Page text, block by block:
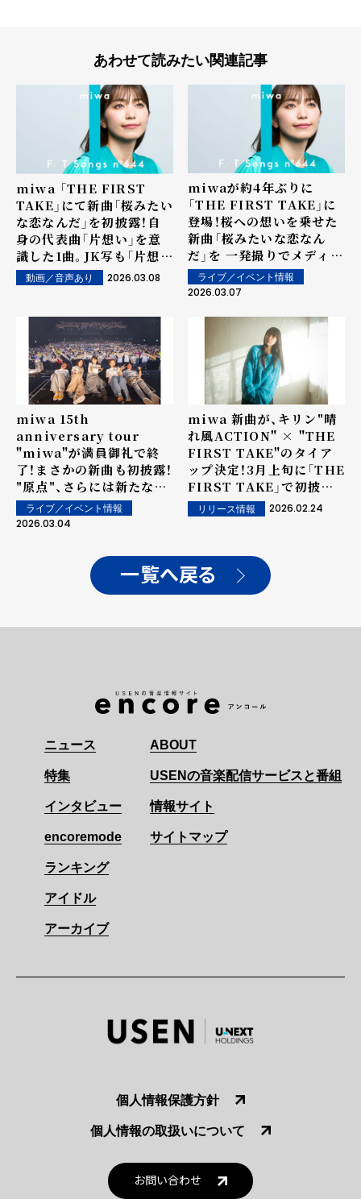
あわせて読みたい関連記事
miwa 「THE FIRST
TAKE」にて新曲「桜みたい
な恋なんだ」を初披露！自
身の代表曲「片想い」を意
識した1曲。JK写も「片想
い」とリンクしたものに！？
動画／音声あり 2026.03.08
miwaが約4年ぶりに
「THE FIRST TAKE」に
登場！桜への想いを乗せた
新曲「桜みたいな恋なん
だ」を 一発撮りでメディア
初パフォーマンス！
ライブ／イベント情報
2026.03.07
miwa 15th
anniversary tour
"miwa"が満員御礼で終
了！まさかの新曲も初披露！
"原点"、さらには新たな覚
悟と決意さえも感じれる一
夜。＜オフィシャルライブ
ライブ／イベント情報
2026.03.04
miwa 新曲が、キリン"晴
れ風ACTION" × "THE
FIRST TAKE"のタイア
ップ決定！3月上旬に「THE
FIRST TAKE」で初披露！
自身の代表曲「片想い」を
意識した1曲。
リリース情報 2026.02.24
一覧へ戻る
ニュース
特集
インタビュー
encoremode
ランキング
アイドル
アーカイブ
ABOUT
USENの音楽配信サービスと番組
情報サイト
サイトマップ
個人情報保護方針
個人情報の取扱いについて
お問い合わせ